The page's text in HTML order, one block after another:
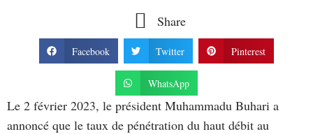
Share
Facebook Twitter Pinterest
WhatsApp
Le 2 février 2023, le président Muhammadu Buhari a
annoncé que le taux de pénétration du haut débit au